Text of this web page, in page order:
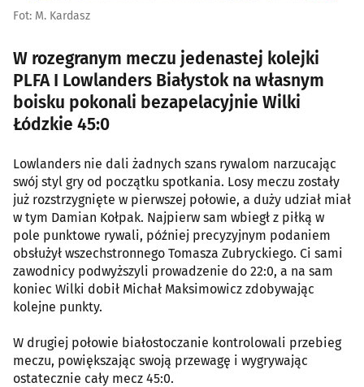
Fot: M. Kardasz
W rozegranym meczu jedenastej kolejki
PLFA I Lowlanders Białystok na własnym
boisku pokonali bezapelacyjnie Wilki
Łódzkie 45:0
Lowlanders nie dali żadnych szans rywalom narzucając
swój styl gry od początku spotkania. Losy meczu zostały
już rozstrzygnięte w pierwszej połowie, a duży udział miał
w tym Damian Kołpak. Najpierw sam wbiegł z piłką w
pole punktowe rywali, później precyzyjnym podaniem
obsłużył wszechstronnego Tomasza Zubryckiego. Ci sami
zawodnicy podwyższyli prowadzenie do 22:0, a na sam
koniec Wilki dobił Michał Maksimowicz zdobywając
kolejne punkty.
W drugiej połowie białostoczanie kontrolowali przebieg
meczu, powiększając swoją przewagę i wygrywając
ostatecznie cały mecz 45:0.